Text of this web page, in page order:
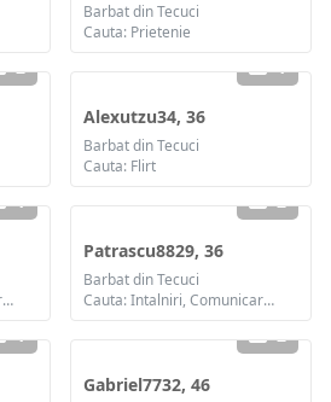
Barbat din Tecuci
Cauta: Prietenie
2 1
Alexutzu34, 36
Barbat din Tecuci
Cauta: Flirt
1
Cauta: Intalniri, Comunicare / chat, Prietenie
2
Patrascu8829, 36
Barbat din Tecuci
Cauta: Intalniri, Comunicare / chat, Prietenie, Casatorie
1 2
Gabriel7732, 46